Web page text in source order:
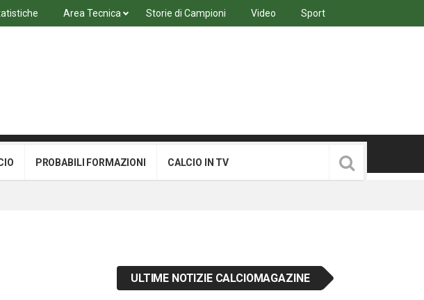
Area Tecnica Storie di Campioni Video Sport
PROBABILI FORMAZIONI CALCIO IN TV
ULTIME NOTIZIE CALCIOMAGAZINE